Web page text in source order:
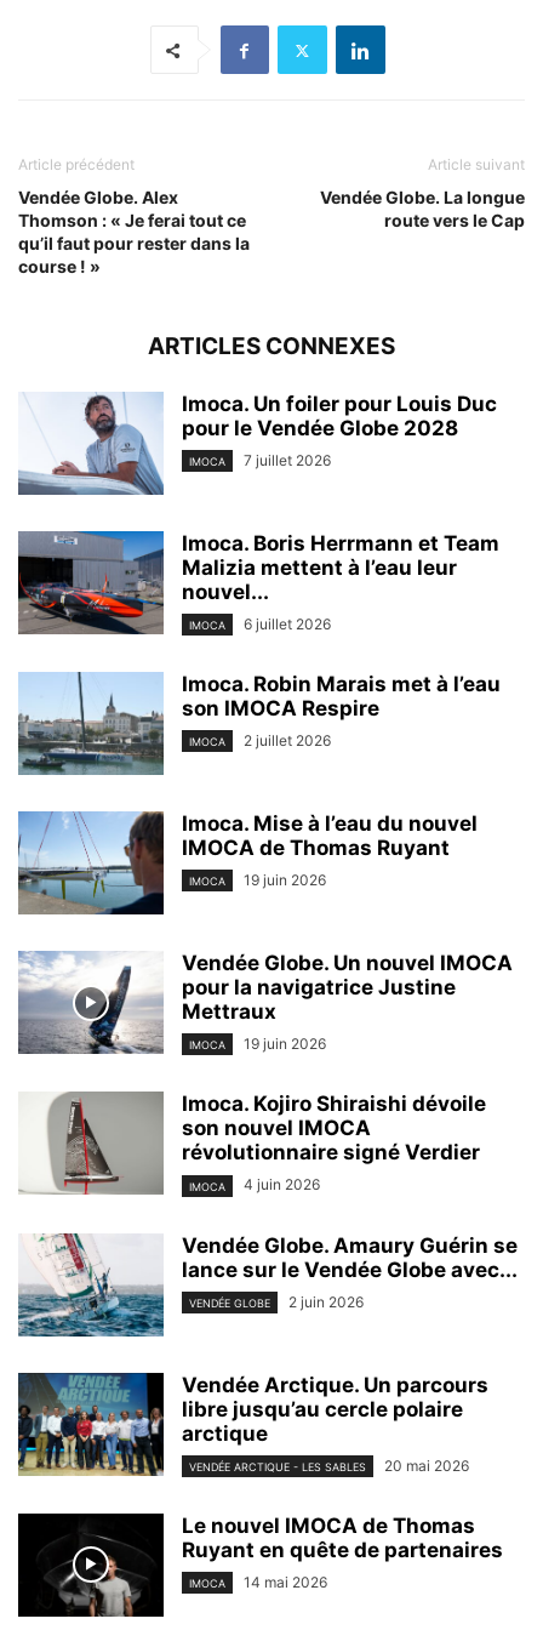
Article précédent
Vendée Globe. Alex
Thomson : « Je ferai tout ce
qu’il faut pour rester dans la
course ! »
Article suivant
Vendée Globe. La longue
route vers le Cap
ARTICLES CONNEXES
Imoca. Un foiler pour Louis Duc
pour le Vendée Globe 2028
IMOCA 7 juillet 2026
Imoca. Boris Herrmann et Team
Malizia mettent à l’eau leur
nouvel...
IMOCA 6 juillet 2026
Imoca. Robin Marais met à l’eau
son IMOCA Respire
IMOCA 2 juillet 2026
Imoca. Mise à l’eau du nouvel
IMOCA de Thomas Ruyant
IMOCA 19 juin 2026
Vendée Globe. Un nouvel IMOCA
pour la navigatrice Justine
Mettraux
IMOCA 19 juin 2026
Imoca. Kojiro Shiraishi dévoile
son nouvel IMOCA
révolutionnaire signé Verdier
IMOCA 4 juin 2026
Vendée Globe. Amaury Guérin se
lance sur le Vendée Globe avec...
VENDÉE GLOBE 2 juin 2026
Vendée Arctique. Un parcours
libre jusqu’au cercle polaire
arctique
VENDÉE ARCTIQUE - LES SABLES 20 mai 2026
Le nouvel IMOCA de Thomas
Ruyant en quête de partenaires
IMOCA 14 mai 2026